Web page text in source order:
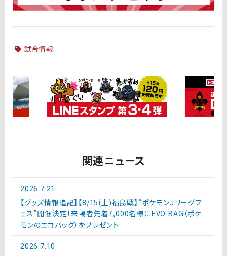
試合情報
関連ニュース
2026.7.21
【グッズ情報追記】【8/15(土)福島戦】“ポケモンＪリーグフ
ェス”開催決定！来場者先着7,000名様にEVO BAG（ポケ
モンのエコバッグ）をプレゼント
2026.7.10